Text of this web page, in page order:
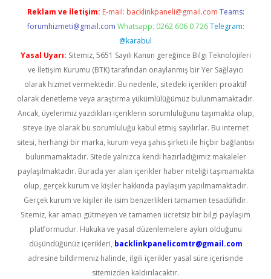
Reklam ve İletişim: E-mail: backlinkpaneli@gmail.com Teams:
forumhizmeti@gmail.com Whatsapp: 0262 606 0 726 Telegram:
@karabul
Yasal Uyarı: Sitemiz, 5651 Sayılı Kanun gereğince Bilgi Teknolojileri
ve İletişim Kurumu (BTK) tarafından onaylanmış bir Yer Sağlayıcı
olarak hizmet vermektedir. Bu nedenle, sitedeki içerikleri proaktif
olarak denetleme veya araştırma yükümlülüğümüz bulunmamaktadır.
Ancak, üyelerimiz yazdıkları içeriklerin sorumluluğunu taşımakta olup,
siteye üye olarak bu sorumluluğu kabul etmiş sayılırlar. Bu internet
sitesi, herhangi bir marka, kurum veya şahıs şirketi ile hiçbir bağlantısı
bulunmamaktadır. Sitede yalnızca kendi hazırladığımız makaleler
paylaşılmaktadır. Burada yer alan içerikler haber niteliği taşımamakta
olup, gerçek kurum ve kişiler hakkında paylaşım yapılmamaktadır.
Gerçek kurum ve kişiler ile isim benzerlikleri tamamen tesadüfidir.
Sitemiz, kar amacı gütmeyen ve tamamen ücretsiz bir bilgi paylaşım
platformudur. Hukuka ve yasal düzenlemelere aykırı olduğunu
düşündüğünüz içerikleri, backlinkpanelicomtr@gmail.com
adresine bildirmeniz halinde, ilgili içerikler yasal süre içerisinde
sitemizden kaldırılacaktır.